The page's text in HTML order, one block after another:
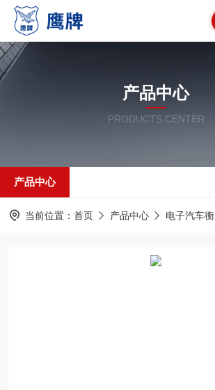
产品中心
PRODUCTS CENTER
产品中心
当前位置： 首页 产品中心 电子汽车衡